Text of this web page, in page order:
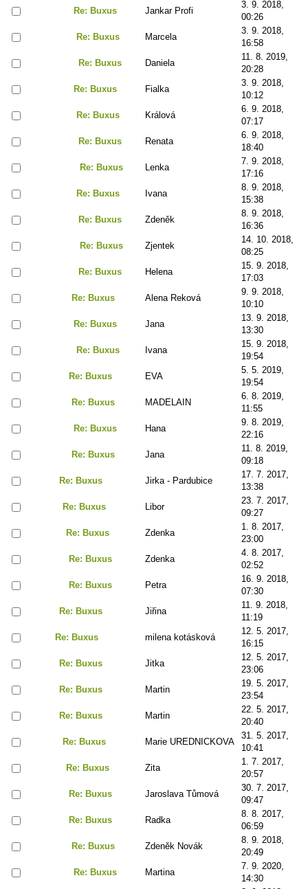
Re: Buxus
Jankar Profi
3. 9. 2018,
00:26
Re: Buxus
Marcela
3. 9. 2018,
16:58
Re: Buxus
Daniela
11. 8. 2019,
20:28
Re: Buxus
Fialka
3. 9. 2018,
10:12
Re: Buxus
Králová
6. 9. 2018,
07:17
Re: Buxus
Renata
6. 9. 2018,
18:40
Re: Buxus
Lenka
7. 9. 2018,
17:16
Re: Buxus
Ivana
8. 9. 2018,
15:38
Re: Buxus
Zdeněk
8. 9. 2018,
16:36
Re: Buxus
Zjentek
14. 10. 2018,
08:25
Re: Buxus
Helena
15. 9. 2018,
17:03
Re: Buxus
Alena Reková
9. 9. 2018,
10:10
Re: Buxus
Jana
13. 9. 2018,
13:30
Re: Buxus
Ivana
15. 9. 2018,
19:54
Re: Buxus
EVA
5. 5. 2019,
19:54
Re: Buxus
MADELAIN
6. 8. 2019,
11:55
Re: Buxus
Hana
9. 8. 2019,
22:16
Re: Buxus
Jana
11. 8. 2019,
09:18
Re: Buxus
Jirka - Pardubice
17. 7. 2017,
13:38
Re: Buxus
Libor
23. 7. 2017,
09:27
Re: Buxus
Zdenka
1. 8. 2017,
23:00
Re: Buxus
Zdenka
4. 8. 2017,
02:52
Re: Buxus
Petra
16. 9. 2018,
07:30
Re: Buxus
Jiřina
11. 9. 2018,
11:19
Re: Buxus
milena kotásková
12. 5. 2017,
16:15
Re: Buxus
Jitka
12. 5. 2017,
23:06
Re: Buxus
Martin
19. 5. 2017,
23:54
Re: Buxus
Martin
22. 5. 2017,
20:40
Re: Buxus
Marie UREDNICKOVA
31. 5. 2017,
10:41
Re: Buxus
Zita
1. 7. 2017,
20:57
Re: Buxus
Jaroslava Tůmová
30. 7. 2017,
09:47
Re: Buxus
Radka
8. 8. 2017,
06:59
Re: Buxus
Zdeněk Novák
8. 9. 2018,
20:49
Re: Buxus
Martina
7. 9. 2020,
14:30